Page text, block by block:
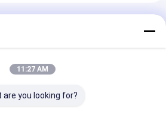
11:27 AM
are you looking for?